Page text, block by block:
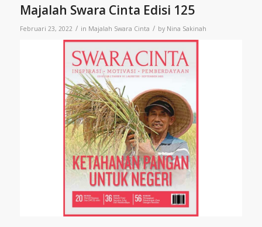
Majalah Swara Cinta Edisi 125
Februari 23, 2022 / in Majalah Swara Cinta / by Nina Sakinah